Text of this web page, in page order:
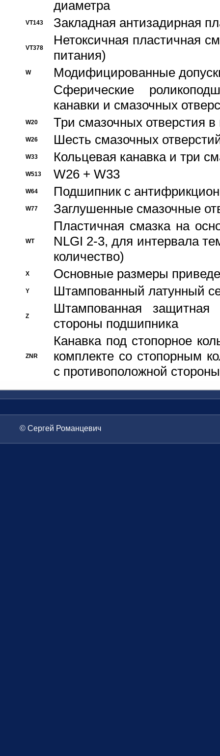
диаметра
VT143 Закладная антизадирная
VT378
Нетоксичная пластичная
питания)
W
Модифицированные
Сферические
канавки и смазочных
W20 Три смазочных отверстия
W26 Шесть смазочных
W33 Кольцевая канавка и три
W513 W26 + W33
W64 Подшипник с
W77 Заглушенные смазочные
WT
Пластичная смазка на
NLGI 2-3, для интервала
количество)
X Основные размеры
Y Штампованный латунный
Z
Штампованная
стороны подшипника
ZNR
Канавка под стопорное
комплекте со стопорным
с противоположной стороны
© Сергей Романцевич